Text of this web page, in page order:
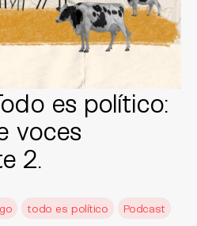
es político:
voces
2.
todo es político
Podcast